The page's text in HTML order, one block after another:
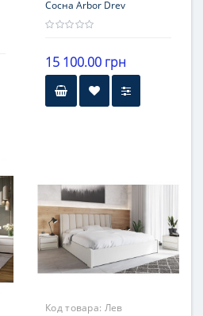
Сосна Arbor Drev
15 100.00 грн
Код товара: Лев